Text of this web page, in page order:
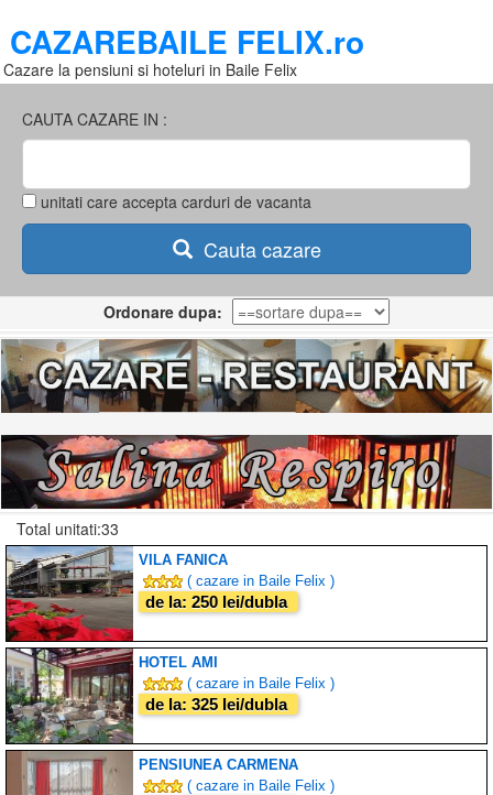
CAZAREBAILE FELIX.ro
Cazare la pensiuni si hoteluri in Baile Felix
CAUTA CAZARE IN :
unitati care accepta carduri de vacanta
Cauta cazare
Ordonare dupa:
Total unitati:33
VILA FANICA
( cazare in Baile Felix )
de la: 250 lei/dubla
HOTEL AMI
( cazare in Baile Felix )
de la: 325 lei/dubla
PENSIUNEA CARMENA
( cazare in Baile Felix )